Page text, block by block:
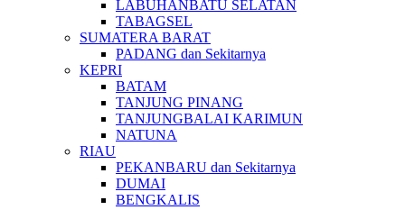
LABUHANBATU SELATAN
TABAGSEL
SUMATERA BARAT
PADANG dan Sekitarnya
KEPRI
BATAM
TANJUNG PINANG
TANJUNGBALAI KARIMUN
NATUNA
RIAU
PEKANBARU dan Sekitarnya
DUMAI
BENGKALIS